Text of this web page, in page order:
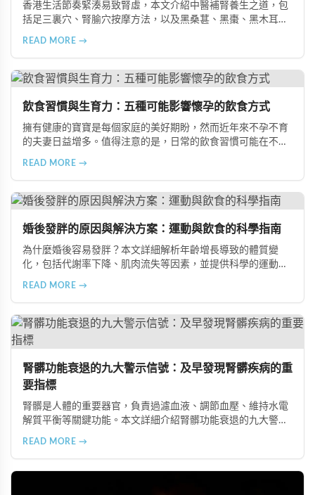
香港生活節奏緊湊易致腎虛，本文介紹中醫補腎養生之道，包
括足三裏穴、腎腧穴按摩方法，以及黑桑葚、黑棗、黑木耳等
READ MORE →
飲食習慣與生育力：五種可能影響懷孕的飲食方式
擁有健康的寶寶是每個家庭的美好期盼，然而近年來不孕不育
的夫妻日益增多。值得注意的是，日常的飲食習慣可能在不知
擔，幫助準備懷孕的夫妻提升受孕機率。
READ MORE →
婚後發胖的原因與解決方案：運動與飲食的科學指南
為什麼婚後容易發胖？本文詳細解析年齡增長導致的體質變
化，包括代謝率下降、肌肉流失等因素，並提供科學的運動與
READ MORE →
腎髒功能衰退的九大警示信號：及早發現腎髒疾病的重
要指標
腎髒是人體的重要器官，負責過濾血液、調節血壓、維持水電
解質平衡等關鍵功能。本文詳細介紹腎髒功能衰退的九大警示
READ MORE →